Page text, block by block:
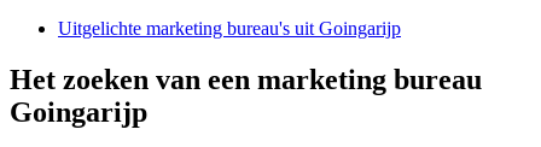
Uitgelichte marketing bureau's uit Goingarijp
Het zoeken van een marketing bureau
Goingarijp